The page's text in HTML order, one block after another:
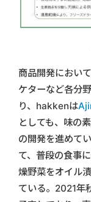
商品開発におい
ケターなど各分
り、hakkenは
としても、味の
の開発を進めて
て、普段の⾷事
燥野菜をオイル
ている。2021年